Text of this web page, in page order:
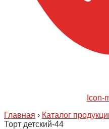
Icon-
Главная › Каталог
Торт детский-44